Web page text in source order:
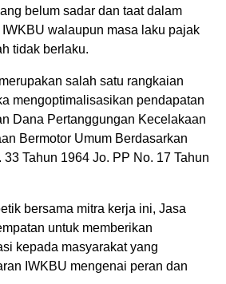
belum sadar dan taat dalam
walaupun masa laku pajak
tidak berlaku.
salah satu rangkaian
mengoptimalisasikan pendapatan
Dana Pertanggungan Kecelakaan
Bermotor Umum Berdasarkan
Tahun 1964 Jo. PP No. 17 Tahun
bersama mitra kerja ini, Jasa
untuk memberikan
kepada masyarakat yang
IWKBU mengenai peran dan